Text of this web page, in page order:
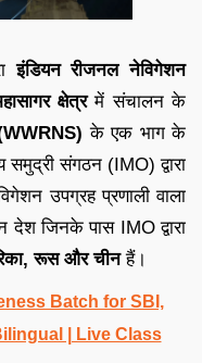
इंडियन रीजनल नेविगेशन
क्षेत्रमें संचालन के
के एक भाग के
समुद्री संगठन (IMO) द्वारा
उपग्रह प्रणाली वाला
देश जिनके पास IMO द्वारा
रूस और चीनहैं।
Batch for SBI,
| Live Class